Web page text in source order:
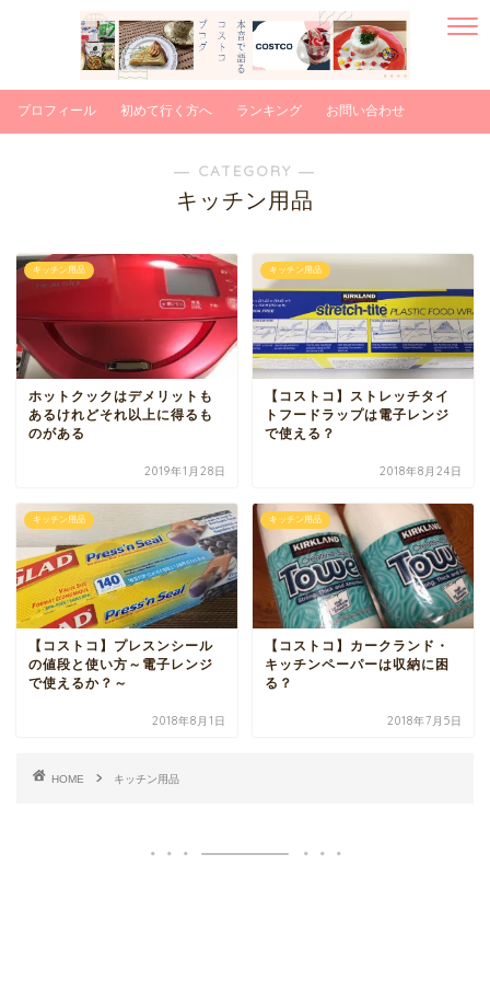
プロフィール 初めて行く方へ ランキング お問い合わせ
― CATEGORY ―
キッチン用品
キッチン用品
ホットクックはデメリットも
あるけれどそれ以上に得るも
のがある
2019年1月28日
キッチン用品
【コストコ】ストレッチタイ
トフードラップは電子レンジ
で使える？
2018年8月24日
キッチン用品
【コストコ】プレスンシール
の値段と使い方～電子レンジ
で使えるか？～
2018年8月1日
キッチン用品
【コストコ】カークランド・
キッチンペーパーは収納に困
る？
2018年7月5日
HOME キッチン用品